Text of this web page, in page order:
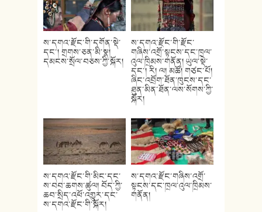
ས་དགའ་རྫོང་གི་དགོན་སྡེ་
དང་། གྲགས་ཅན་མི་སྣ།
དམངས་སྲོལ་བཅས་ཀྱི་སྐོར།
ས་དགའ་རྫོང་གི་རྫོང་
གཞིས་འགྲོ་སྟངས་དང་ཁྲལ་
འུལ་ཁྲིམས་གནོན། ཡུལ་སྡེ་
དང་། རི། ལ། མཚོ། གཙང་པོ།
ཞིང་འབྲོག་ཐོན་ཁུངས་དང་
ཐུན་མིན་ཐོན་ལས་སོགས་ཀྱི་
སྐོར།
ས་དགའ་རྫོང་གི་མིང་དང་
ས་བབ་ཆགས་ཚུལ། བོད་ཀྱི་
ཆབ་སྲིད་འཕོ་འགྱུར་དང་
ས་དགའ་རྫོང་གི་སྐོར།
ས་དགའ་རྫོང་གཞིས་འགྲོ་
སྟངས་དང་ཁྲལ་འུལ་ཁྲིམས་
གནོན།